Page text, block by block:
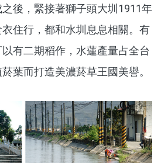
，緊接著獅子頭大圳1911年
住行，都和水圳息息相關。有
有二期稻作，水蓮產量占全台
葉而打造美濃菸草王國美譽。